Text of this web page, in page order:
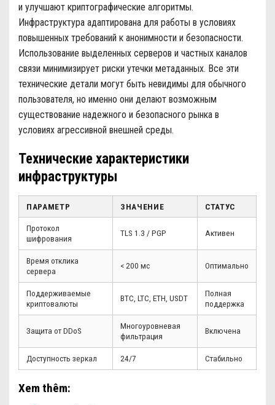
и улучшают криптографические алгоритмы.
Инфраструктура адаптирована для работы в условиях
повышенных требований к анонимности и безопасности.
Использование выделенных серверов и частных каналов
связи минимизирует риски утечки метаданных. Все эти
технические детали могут быть невидимы для обычного
пользователя, но именно они делают возможным
существование надежного и безопасного рынка в
условиях агрессивной внешней среды.
Технические характеристики
инфраструктуры
ПАРАМЕТР ЗНАЧЕНИЕ СТАТУС
Протокол
шифрования
TLS 1.3 / PGP Активен
Время отклика
сервера
< 200 мс Оптимально
Поддерживаемые
криптовалюты
BTC, LTC, ETH, USDT
Полная
поддержка
Защита от DDoS
Многоуровневая
фильтрация
Включена
Доступность зеркал 24/7 Стабильно
Xem thêm: